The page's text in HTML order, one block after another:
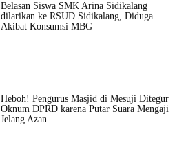
Belasan Siswa SMK Arina Sidikalang
dilarikan ke RSUD Sidikalang, Diduga
Akibat Konsumsi MBG
Heboh! Pengurus Masjid di Mesuji Ditegur
Oknum DPRD karena Putar Suara Mengaji
Jelang Azan